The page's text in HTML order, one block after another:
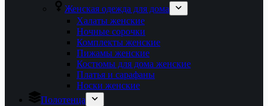
Женская одежда для дома
Халаты женские
Ночные сорочки
Комплекты женские
Пижамы женские
Костюмы для дома женские
Платья и сарафаны
Носки женские
Полотенца